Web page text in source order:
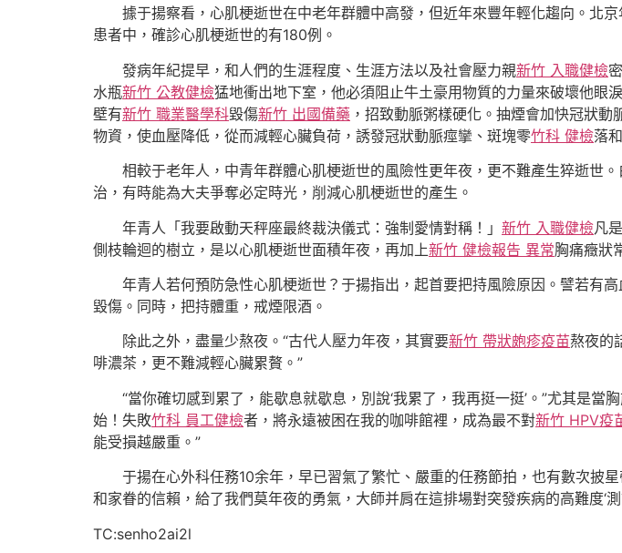
據于揚察看，心肌梗逝世在中老年群體中高發，但近年來豐年輕化趨向。北
患者中，確診心肌梗逝世的有180例。
發病年紀提早，和人們的生涯程度、生涯方法以及社會壓力親新竹 入職健檢
水瓶新竹 公教健檢猛地衝出地下室，他必須阻止牛土豪用物質的力量來破壞他眼
壁有新竹 職業醫學科毀傷新竹 出國備藥 ，招致動脈粥樣硬化。抽煙會加快冠狀動
物資，使血壓降低，從而減輕心臟負荷，誘發冠狀動脈痙攣、斑塊零竹科 健檢落
相較于老年人，中青年群體心肌梗逝世的風險性更年夜，更不難產生猝逝世
治，有時能為大夫爭奪必定時光，削減心肌梗逝世的產生。
年青人「我要啟動天秤座最終裁決儀式：強制愛情對稱！」 新竹 入職健檢凡
側枝輪迴的樹立，是以心肌梗逝世面積年夜，再加上新竹 健檢報告 異常胸痛癥狀
年青人若何預防急性心肌梗逝世？于揚指出，起首要把持風險原因。譬若有
毀傷。同時，把持體重，戒煙限酒。
除此之外，盡量少熬夜。“古代人壓力年夜，其實要新竹 帶狀皰疹疫苗熬夜的
啡濃茶，更不難減輕心臟累贅。”
“當你確切感到累了，能歇息就歇息，別說‘我累了，我再挺一挺’。”尤其是
始！失敗竹科 員工健檢者，將永遠被困在我的咖啡館裡，成為最不對新竹 HPV疫
能受損越嚴重。”
于揚在心外科任務10余年，早已習氣了繁忙、嚴重的任務節拍，也有數次披
和家眷的信賴，給了我們莫年夜的勇氣，大師并肩在這排場對突發疾病的高難度‘測
TC:senho2ai2l